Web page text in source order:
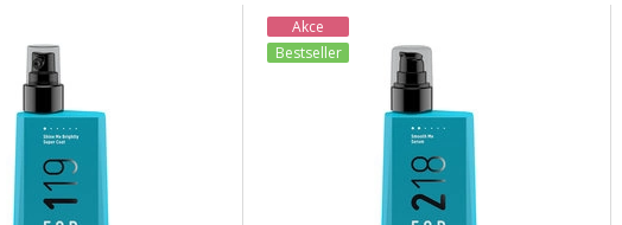
Akce
Bestseller